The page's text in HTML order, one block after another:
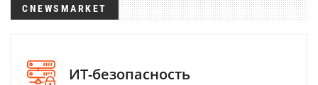
CNEWSMARKET
ИТ-безопасность